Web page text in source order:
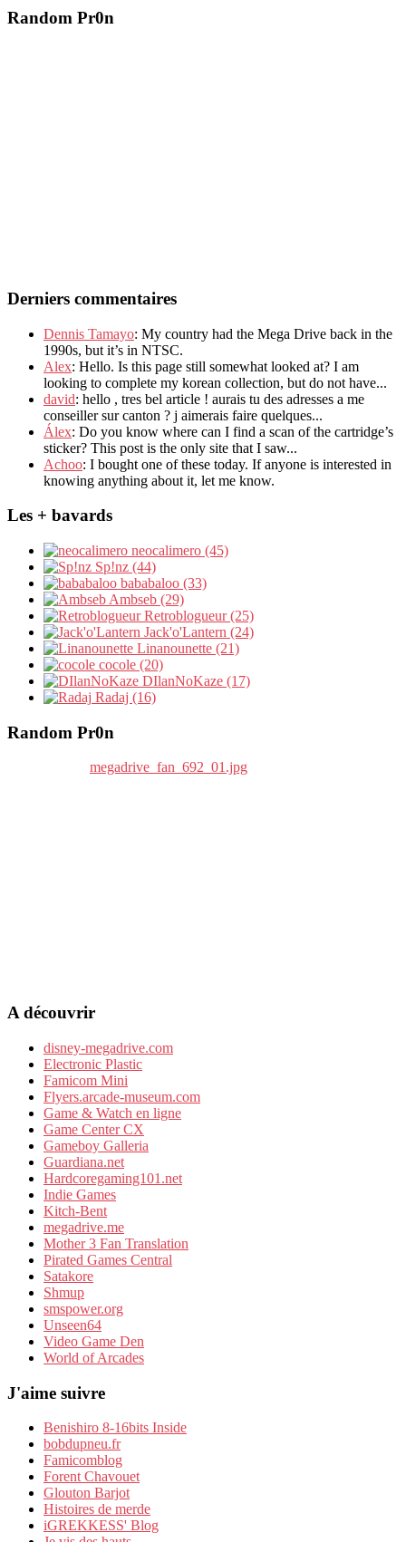
Random Pr0n
Derniers commentaires
Dennis Tamayo: My country had the Mega Drive back in the
1990s, but it’s in NTSC.
Alex: Hello. Is this page still somewhat looked at? I am
looking to complete my korean collection, but do not have...
david: hello , tres bel article ! aurais tu des adresses a me
conseiller sur canton ? j aimerais faire quelques...
Álex: Do you know where can I find a scan of the cartridge’s
sticker? This post is the only site that I saw...
Achoo: I bought one of these today. If anyone is interested in
knowing anything about it, let me know.
Les + bavards
neocalimero (45)
Sp!nz (44)
bababaloo (33)
Ambseb (29)
Retroblogueur (25)
Jack'o'Lantern (24)
Linanounette (21)
cocole (20)
DIlanNoKaze (17)
Radaj (16)
Random Pr0n
A découvrir
disney-megadrive.com
Electronic Plastic
Famicom Mini
Flyers.arcade-museum.com
Game & Watch en ligne
Game Center CX
Gameboy Galleria
Guardiana.net
Hardcoregaming101.net
Indie Games
Kitch-Bent
megadrive.me
Mother 3 Fan Translation
Pirated Games Central
Satakore
Shmup
smspower.org
Unseen64
Video Game Den
World of Arcades
J'aime suivre
Benishiro 8-16bits Inside
bobdupneu.fr
Famicomblog
Forent Chavouet
Glouton Barjot
Histoires de merde
iGREKKESS' Blog